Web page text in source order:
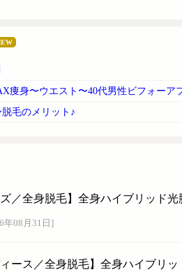
痩身〜ウエスト〜40代男性ビフォーア
毛のメリット♪
ズ／全身脱毛】全身ハイブリッド
年08月31日 ]
ィース／全身脱毛】全身ハイブリ